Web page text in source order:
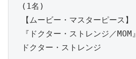
(1名)
【ムービー・マスターピース】
『ドクター・ストレンジ／MOM』
ドクター・ストレンジ